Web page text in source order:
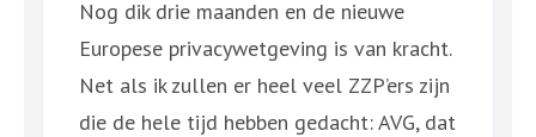
Nog dik drie maanden en de nieuwe
Europese privacywetgeving is van kracht.
Net als ik zullen er heel veel ZZP’ers zijn
die de hele tijd hebben gedacht: AVG, dat